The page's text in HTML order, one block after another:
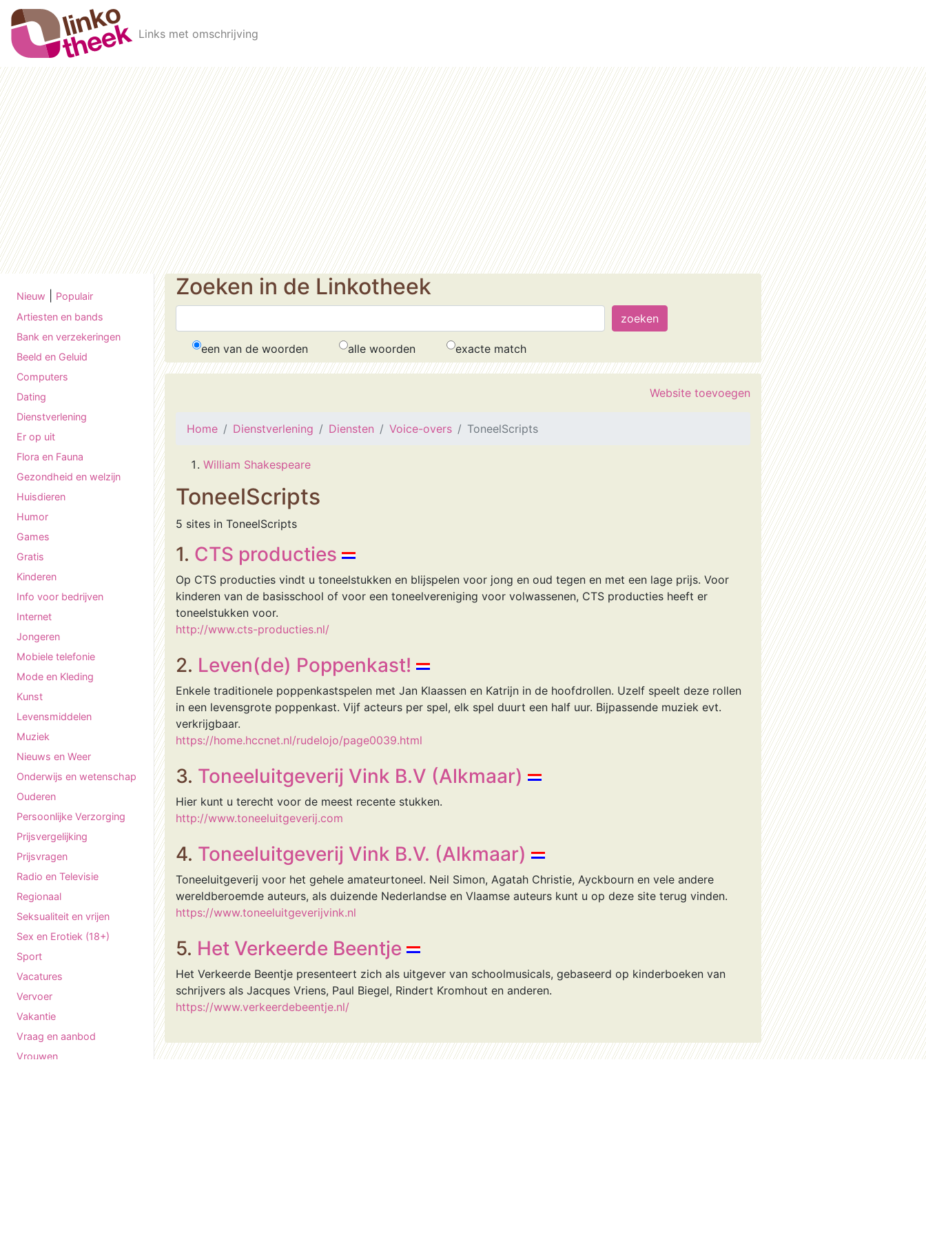
Skip to main content
Links met omschrijving
Nieuw
Populair
Artiesten en bands
Bank en verzekeringen
Beeld en Geluid
Computers
Dating
Dienstverlening
Er op uit
Flora en Fauna
Gezondheid en welzijn
Huisdieren
Humor
Games
Gratis
Kinderen
Info voor bedrijven
Internet
Jongeren
Mobiele telefonie
Mode en Kleding
Kunst
Levensmiddelen
Muziek
Nieuws en Weer
Onderwijs en wetenschap
Ouderen
Persoonlijke Verzorging
Prijsvergelijking
Prijsvragen
Radio en Televisie
Regionaal
Seksualiteit en vrijen
Sex en Erotiek (18+)
Sport
Vacatures
Vervoer
Vakantie
Vraag en aanbod
Vrouwen
Zoeken in de Linkotheek
een van de woorden alle woorden exacte match
Website toevoegen
Home Dienstverlening Diensten Voice-overs ToneelScripts
William Shakespeare
ToneelScripts
5 sites in ToneelScripts
1. CTS producties
Op CTS producties vindt u toneelstukken en blijspelen voor jong en oud tegen en met een lage prijs. Voor
kinderen van de basisschool of voor een toneelvereniging voor volwassenen, CTS producties heeft er
toneelstukken voor.
http://www.cts-producties.nl/
2. Leven(de) Poppenkast!
Enkele traditionele poppenkastspelen met Jan Klaassen en Katrijn in de hoofdrollen. Uzelf speelt deze rollen
in een levensgrote poppenkast. Vijf acteurs per spel, elk spel duurt een half uur. Bijpassende muziek evt.
verkrijgbaar.
https://home.hccnet.nl/rudelojo/page0039.html
3. Toneeluitgeverij Vink B.V (Alkmaar)
Hier kunt u terecht voor de meest recente stukken.
http://www.toneeluitgeverij.com
4. Toneeluitgeverij Vink B.V. (Alkmaar)
Toneeluitgeverij voor het gehele amateurtoneel. Neil Simon, Agatah Christie, Ayckbourn en vele andere
wereldberoemde auteurs, als duizende Nederlandse en Vlaamse auteurs kunt u op deze site terug vinden.
https://www.toneeluitgeverijvink.nl
5. Het Verkeerde Beentje
Het Verkeerde Beentje presenteert zich als uitgever van schoolmusicals, gebaseerd op kinderboeken van
schrijvers als Jacques Vriens, Paul Biegel, Rindert Kromhout en anderen.
https://www.verkeerdebeentje.nl/